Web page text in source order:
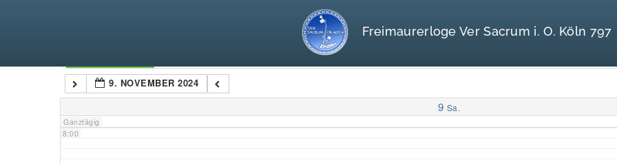
Freimaurerloge Ver Sacrum i. O. Köln 797
9. NOVEMBER 2024
9 Sa.
Ganztägig
7:00
8:00